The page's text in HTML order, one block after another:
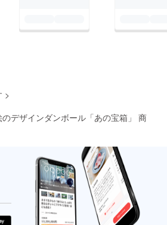
>
デザインダンボール「あの宝箱」 商